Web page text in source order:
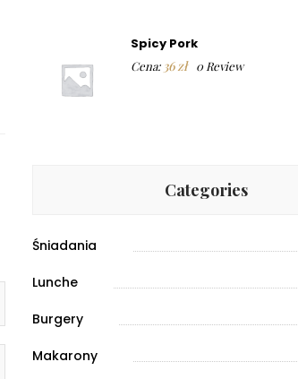
Spicy Pork
Cena: 36zł 0 Review
Categories
Śniadania
Lunche
Burgery
Makarony